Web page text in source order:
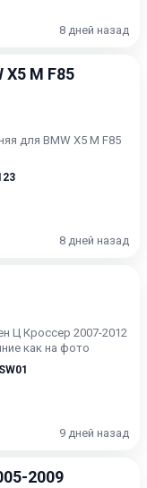
8 дней назад
M F85
для BMW X5 M F85
8 дней назад
Ц Кроссер 2007-2012
как на фото
9 дней назад
2009